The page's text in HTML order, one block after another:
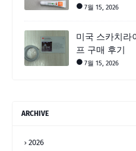
7월 15, 2026
미국 스카치라
프 구매 후기
7월 15, 2026
ARCHIVE
2026